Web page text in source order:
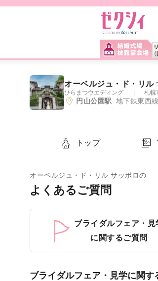
オーベルジュ・ド・リル
ひらまつウエディング 札幌
円山公園駅 地下鉄東西
トップ
オーベルジュ・ド・リル サッポロの
よくあるご質問
ブライダルフェア・見
に関するご質問
ブライダルフェア・見学に関す